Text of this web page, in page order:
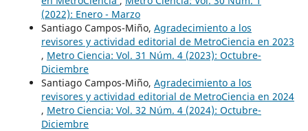
(2022): Enero - Marzo
Santiago Campos-Miño, Agradecimiento a los
revisores y actividad editorial de MetroCiencia en 2023
, Metro Ciencia: Vol. 31 Núm. 4 (2023): Octubre-
Diciembre
Santiago Campos-Miño, Agradecimiento a los
revisores y actividad editorial de MetroCiencia en 2024
, Metro Ciencia: Vol. 32 Núm. 4 (2024): Octubre-
Diciembre